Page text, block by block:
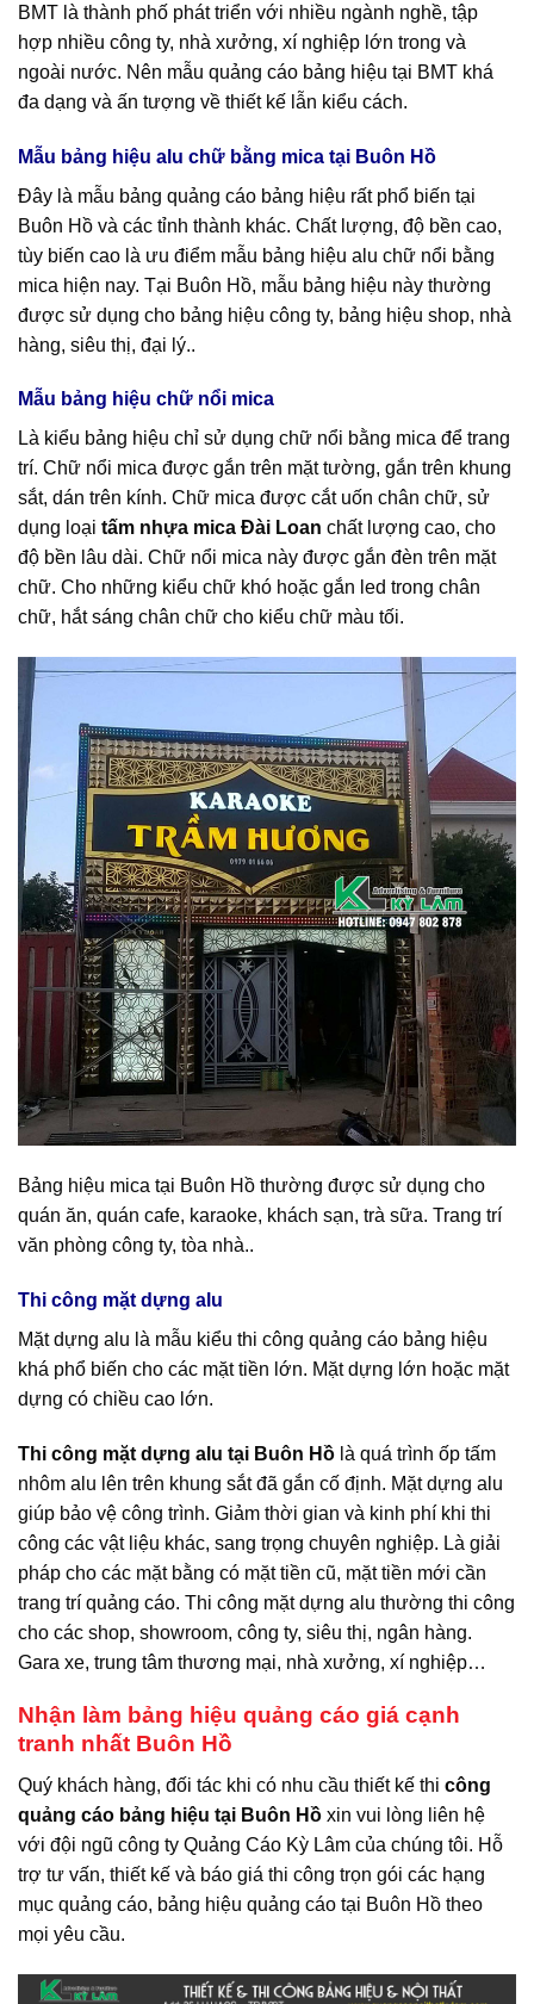
BMT là thành phố phát triển với nhiều ngành nghề, tập
hợp nhiều công ty, nhà xưởng, xí nghiệp lớn trong và
ngoài nước. Nên mẫu quảng cáo bảng hiệu tại BMT khá
đa dạng và ấn tượng về thiết kế lẫn kiểu cách.
Mẫu bảng hiệu alu chữ bằng mica tại Buôn Hồ
Đây là mẫu bảng quảng cáo bảng hiệu rất phổ biến tại
Buôn Hồ và các tỉnh thành khác. Chất lượng, độ bền cao,
tùy biến cao là ưu điểm mẫu bảng hiệu alu chữ nổi bằng
mica hiện nay. Tại Buôn Hồ, mẫu bảng hiệu này thường
được sử dụng cho bảng hiệu công ty, bảng hiệu shop, nhà
hàng, siêu thị, đại lý..
Mẫu bảng hiệu chữ nổi mica
Là kiểu bảng hiệu chỉ sử dụng chữ nổi bằng mica để trang
trí. Chữ nổi mica được gắn trên mặt tường, gắn trên khung
sắt, dán trên kính. Chữ mica được cắt uốn chân chữ, sử
dụng loại tấm nhựa mica Đài Loan chất lượng cao, cho
độ bền lâu dài. Chữ nổi mica này được gắn đèn trên mặt
chữ. Cho những kiểu chữ khó hoặc gắn led trong chân
chữ, hắt sáng chân chữ cho kiểu chữ màu tối.
Bảng hiệu mica tại Buôn Hồ thường được sử dụng cho
quán ăn, quán cafe, karaoke, khách sạn, trà sữa. Trang trí
văn phòng công ty, tòa nhà..
Thi công mặt dựng alu
Mặt dựng alu là mẫu kiểu thi công quảng cáo bảng hiệu
khá phổ biến cho các mặt tiền lớn. Mặt dựng lớn hoặc mặt
dựng có chiều cao lớn.
Thi công mặt dựng alu tại Buôn Hồ là quá trình ốp tấm
nhôm alu lên trên khung sắt đã gắn cố định. Mặt dựng alu
giúp bảo vệ công trình. Giảm thời gian và kinh phí khi thi
công các vật liệu khác, sang trọng chuyên nghiệp. Là giải
pháp cho các mặt bằng có mặt tiền cũ, mặt tiền mới cần
trang trí quảng cáo. Thi công mặt dựng alu thường thi công
cho các shop, showroom, công ty, siêu thị, ngân hàng.
Gara xe, trung tâm thương mại, nhà xưởng, xí nghiệp…
Nhận làm bảng hiệu quảng cáo giá cạnh
tranh nhất Buôn Hồ
Quý khách hàng, đối tác khi có nhu cầu thiết kế thi công
quảng cáo bảng hiệu tại Buôn Hồ xin vui lòng liên hệ
với đội ngũ công ty Quảng Cáo Kỳ Lâm của chúng tôi. Hỗ
trợ tư vấn, thiết kế và báo giá thi công trọn gói các hạng
mục quảng cáo, bảng hiệu quảng cáo tại Buôn Hồ theo
mọi yêu cầu.